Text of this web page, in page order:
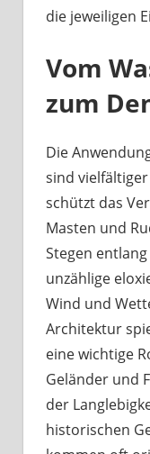
die jeweiligen
Vom
zum
Die
sind
schützt das
Masten und
Stegen
unzählige
Wind und
Architektur
eine wichtige
Geländer und
der
historischen